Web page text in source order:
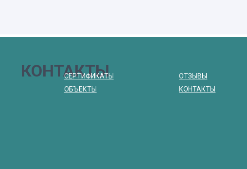
КОНТАКТЫ
СЕРТИФИКАТЫ
ОБЪЕКТЫ
ОТЗЫВЫ
КОНТАКТЫ